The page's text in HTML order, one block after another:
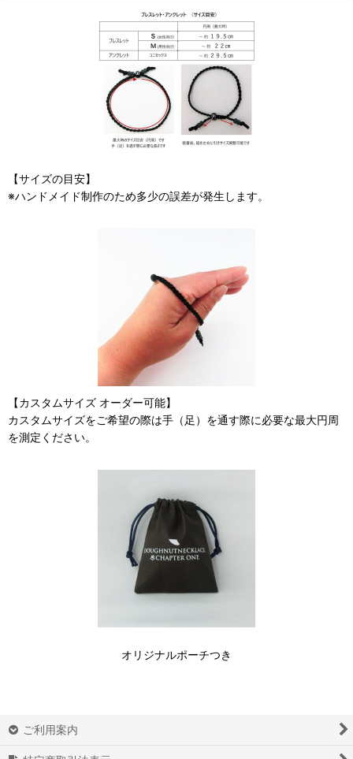
【サイズの目安】
※ハンドメイド制作のため多少の誤差が発生します。
【カスタムサイズ オーダー可能】
カスタムサイズをご希望の際は手（足）を通す際に必要な最大円周
を測定ください。
オリジナルポーチつき
ご利用案内